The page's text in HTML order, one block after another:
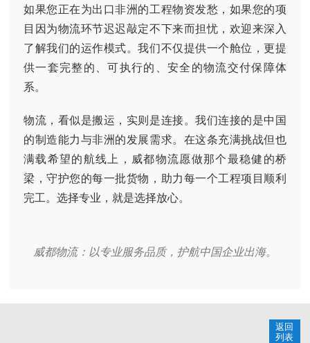
如果您正在为出口非洲的工程物资发愁，如果您的项
目因为物流环节迟迟敲定不下来而担忧，欢迎来深入
了解我们的运作模式。我们不仅提供一个舱位，更提
供一套完整的、可执行的、安全的物流交付保障体
系。
物流，看似是搬运，实则是连接。我们连接的是中国
的制造能力与非洲的发展需求。在这条充满挑战但也
满载希望的航线上，威都物流愿做那个最稳健的桥
梁，守护您的每一批货物，助力每一个工程项目顺利
完工。选择专业，就是选择放心。
威都物流：以专业服务品质，护航中国企业出海。
返回
列表